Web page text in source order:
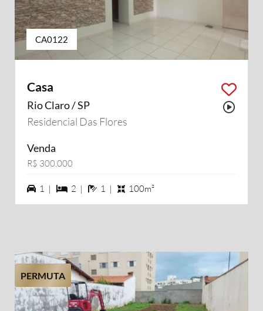
CA0122
Casa
Rio Claro / SP
Residencial Das Flores
Venda
R$ 300.000
1 vagas na garagem
1 | 2 dormiórios
2 | 1 banheiros
1 | 100m²
PERMUTA